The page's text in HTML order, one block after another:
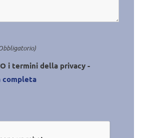
i termini della privacy -
completa